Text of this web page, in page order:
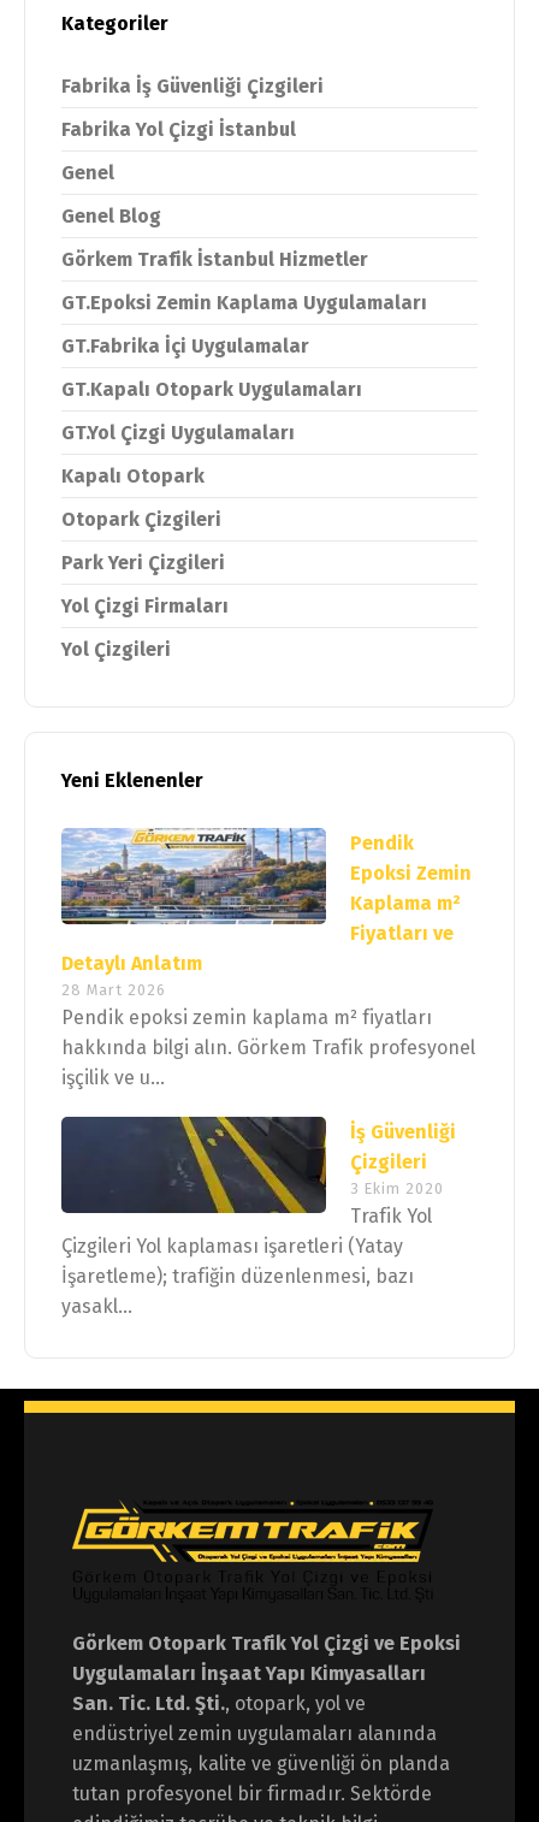
Kategoriler
Fabrika İş Güvenliği Çizgileri
Fabrika Yol Çizgi İstanbul
Genel
Genel Blog
Görkem Trafik İstanbul Hizmetler
GT.Epoksi Zemin Kaplama Uygulamaları
GT.Fabrika İçi Uygulamalar
GT.Kapalı Otopark Uygulamaları
GT.Yol Çizgi Uygulamaları
Kapalı Otopark
Otopark Çizgileri
Park Yeri Çizgileri
Yol Çizgi Firmaları
Yol Çizgileri
Yeni Eklenenler
Pendik
Epoksi Zemin
Kaplama m²
Fiyatları ve
Detaylı Anlatım
28 Mart 2026
Pendik epoksi zemin kaplama m² fiyatları
hakkında bilgi alın. Görkem Trafik profesyonel
işçilik ve u...
İş Güvenliği
Çizgileri
3 Ekim 2020
Trafik Yol
Çizgileri Yol kaplaması işaretleri (Yatay
İşaretleme); trafiğin düzenlenmesi, bazı
yasakl...
Görkem Otopark Trafik Yol Çizgi ve Epoksi
Uygulamaları İnşaat Yapı Kimyasalları
San. Tic. Ltd. Şti., otopark, yol ve
endüstriyel zemin uygulamaları alanında
uzmanlaşmış, kalite ve güvenliği ön planda
tutan profesyonel bir firmadır. Sektörde